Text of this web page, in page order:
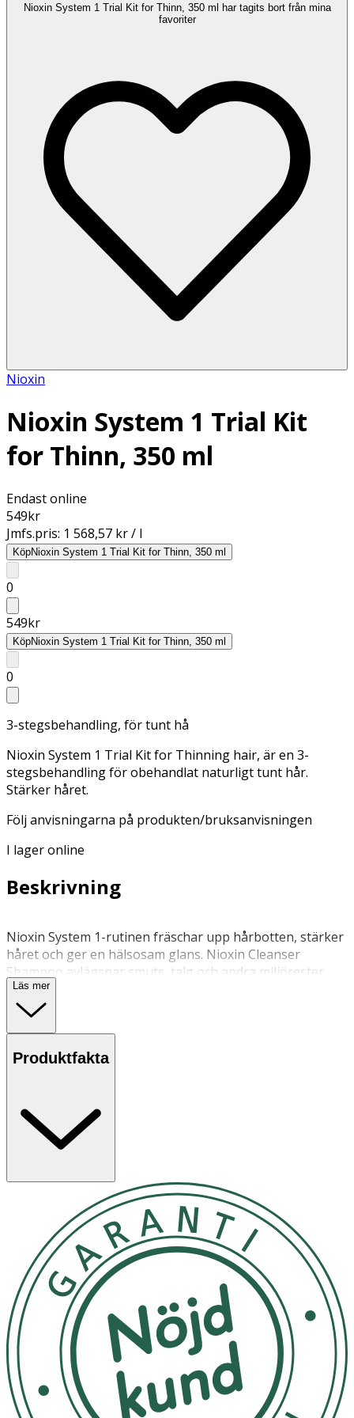
Nioxin System 1 Trial Kit for Thinn, 350 ml har tagits bort från mina
favoriter
Nioxin
Nioxin System 1 Trial Kit
for Thinn, 350 ml
Endast online
549kr
Jmfs.pris: 1 568,57 kr / l
KöpNioxin System 1 Trial Kit for Thinn, 350 ml
0
549kr
KöpNioxin System 1 Trial Kit for Thinn, 350 ml
0
3-stegsbehandling, för tunt hå
Nioxin System 1 Trial Kit for Thinning hair, är en 3-
stegsbehandling för obehandlat naturligt tunt hår.
Stärker håret.
Följ anvisningarna på produkten/bruksanvisningen
I lager online
Beskrivning
Nioxin System 1-rutinen fräschar upp hårbotten, stärker
håret och ger en hälsosam glans. Nioxin Cleanser
Shampoo avlägsnar smuts, talg och andra miljörester
från hårbotten och hår. Nioxin Scalp Therapy
Conditioner är ett lättviktigt balsam som hjälper till att ge
från rot till topp. Nioxin Scalp & Hair Treatment fräschar
upp hårbotten och hjälper till att ge ett hår som ser
1. Massera in Cleanser Shampoo i hår och hårbotten.
Skölj noggrant. 2. Arbeta in Nioxin Scalp Therapy
Revitalizing Conditioner i håret från hårbotten ut till
har avlägsnats. 3. Skaka Scalp & Hair Treatment för att
aktivera den. Applicera sedan i hårbotten och arbeta in i
håret från rot till topp. Skölj inte ur. VARNING: Scalp &
Hair Treatment innehåller metylnikotinat som kan
orsaka tillfällig rodnad
Inga Förvaringsinstruktioner
OK för gravida och ammande:
Ja
Ingredienser:
Shampoo: Aqua/Water/Eau, Sodium Laureth Sulfate,
Sodium Lauryl Sulfate, Cocamidopropyl Betaine,
Läs mer
Produktfakta